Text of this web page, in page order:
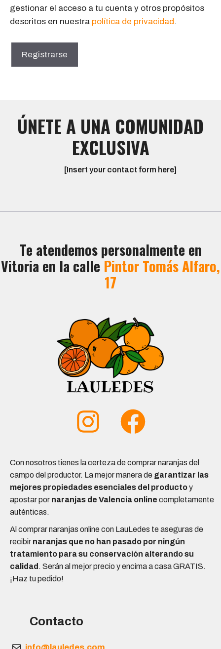
gestionar el acceso a tu cuenta y otros propósitos
descritos en nuestra política de privacidad.
Registrarse
ÚNETE A UNA COMUNIDAD
EXCLUSIVA
[Insert your contact form here]
Con nosotros tienes la certeza de comprar naranjas del
campo del productor. La mejor manera de garantizar las
mejores propiedades esenciales del productoy
apostar por naranjas de Valencia online completamente
auténticas.
Al comprar naranjas online con LauLedes te aseguras de
recibir naranjas que no han pasado por ningún
tratamiento para su conservación alterandosu
calidad . Serán al mejor precio y encima a casa GRATIS.
¡Haz tu pedido!
Te atendemos personalmente en
Vitoria en la calle Pintor Tomás Alfaro,
17
Contacto